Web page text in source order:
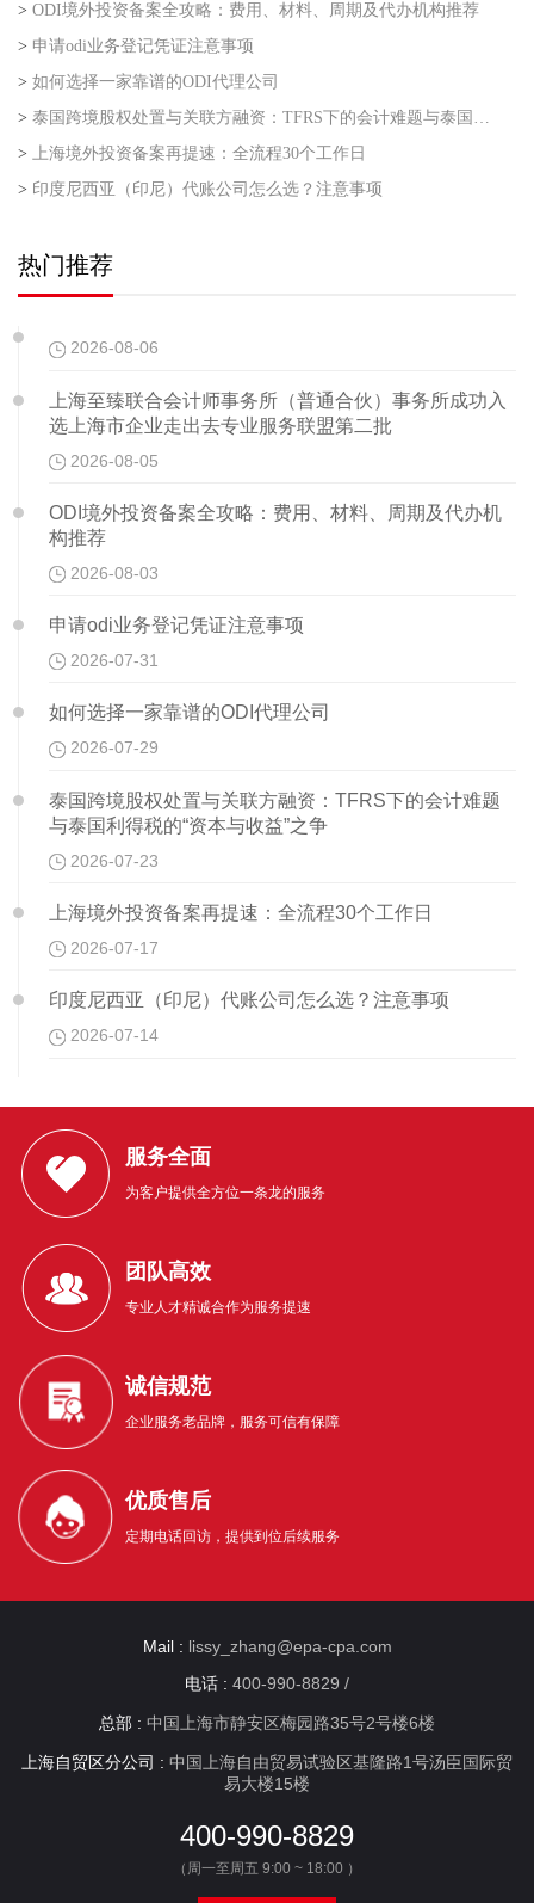
> ODI境外投资备案全攻略：费用、材料、周期及代办机构推荐
> 申请odi业务登记凭证注意事项
> 如何选择一家靠谱的ODI代理公司
> 泰国跨境股权处置与关联方融资：TFRS下的会计难题与泰国利得税的“资本与收益”之争
> 上海境外投资备案再提速：全流程30个工作日
> 印度尼西亚（印尼）代账公司怎么选？注意事项
热门推荐
2026-08-06
上海至臻联合会计师事务所（普通合伙）事务所成功入
选上海市企业走出去专业服务联盟第二批
2026-08-05
ODI境外投资备案全攻略：费用、材料、周期及代办机
构推荐
2026-08-03
申请odi业务登记凭证注意事项
2026-07-31
如何选择一家靠谱的ODI代理公司
2026-07-29
泰国跨境股权处置与关联方融资：TFRS下的会计难题
与泰国利得税的“资本与收益”之争
2026-07-23
上海境外投资备案再提速：全流程30个工作日
2026-07-17
印度尼西亚（印尼）代账公司怎么选？注意事项
2026-07-14
服务全面
为客户提供全方位一条龙的服务
团队高效
专业人才精诚合作为服务提速
诚信规范
企业服务老品牌，服务可信有保障
优质售后
定期电话回访，提供到位后续服务
Mail : lissy_zhang@epa-cpa.com
电话 : 400-990-8829 /
总部 : 中国上海市静安区梅园路35号2号楼6楼
上海自贸区分公司 : 中国上海自由贸易试验区基隆路1号汤臣国际贸
易大楼15楼
400-990-8829
（周一至周五 9:00 ~ 18:00 ）